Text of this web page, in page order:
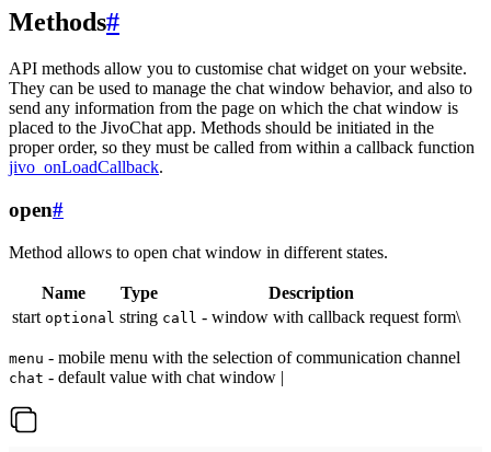
Methods#
API methods allow you to customise chat widget on your website.
They can be used to manage the chat window behavior, and also to
send any information from the page on which the chat window is
placed to the JivoChat app. Methods should be initiated in the
proper order, so they must be called from within a callback function
jivo_onLoadCallback.
open#
Method allows to open chat window in different states.
Name Type
Description
start optional string call - window with callback request form\
menu - mobile menu with the selection of communication channel
chat - default value with chat window |